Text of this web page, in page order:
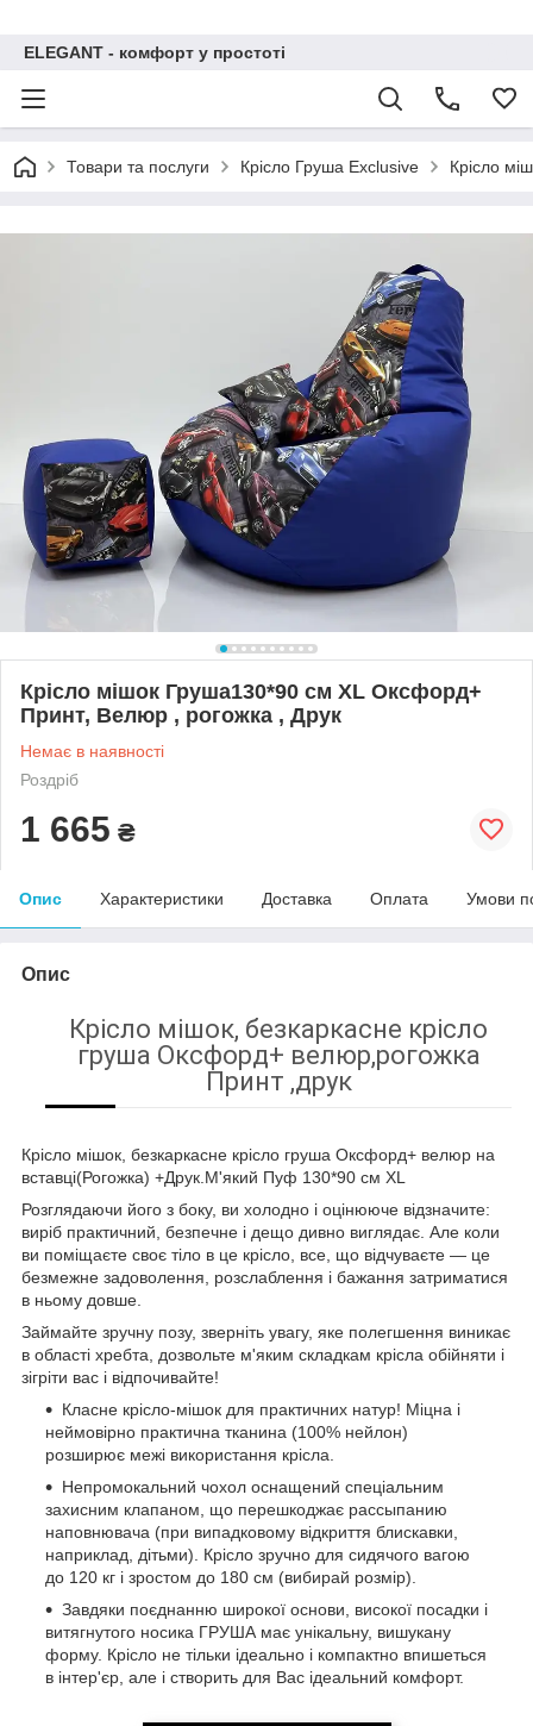
ELEGANT - комфорт у простоті
Товари та послуги Крісло Груша Exclusive Крісло
Крісло мішок Груша130*90 см XL Оксфорд+
Принт, Велюр , рогожка , Друк
Немає в наявності
Роздріб
1 665 ₴
Опис Характеристики Доставка Оплата Умови
Опис
Крісло мішок, безкаркасне крісло
груша Оксфорд+ велюр,рогожка
Принт ,друк
Крісло мішок, безкаркасне крісло груша Оксфорд+ велюр на
вставці(Рогожка) +Друк.М'який Пуф 130*90 см XL
Розглядаючи його з боку, ви холодно і оцінююче відзначите:
виріб практичний, безпечне і дещо дивно виглядає. Але коли
ви поміщаєте своє тіло в це крісло, все, що відчуваєте — це
безмежне задоволення, розслаблення і бажання затриматися
в ньому довше.
Займайте зручну позу, зверніть увагу, яке полегшення виникає
в області хребта, дозвольте м'яким складкам крісла обійняти і
зігріти вас і відпочивайте!
Класне крісло-мішок для практичних натур! Міцна і
неймовірно практична тканина (100% нейлон)
розширює межі використання крісла.
Непромокальний чохол оснащений спеціальним
захисним клапаном, що перешкоджає рассыпанию
наповнювача (при випадковому відкриття блискавки,
наприклад, дітьми). Крісло зручно для сидячого вагою
до 120 кг і зростом до 180 см (вибирай розмір).
Завдяки поєднанню широкої основи, високої посадки і
витягнутого носика ГРУША має унікальну, вишукану
форму. Крісло не тільки ідеально і компактно впишеться
в інтер'єр, але і створить для Вас ідеальний комфорт.